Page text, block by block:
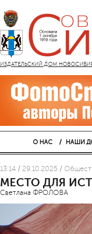
ИЗДАТЕЛЬСКИЙ ДОМ
О НАС НАШИ
13:14 / 29.10.2025 /
МЕСТО ДЛЯ
Светлана ФРОЛОВА